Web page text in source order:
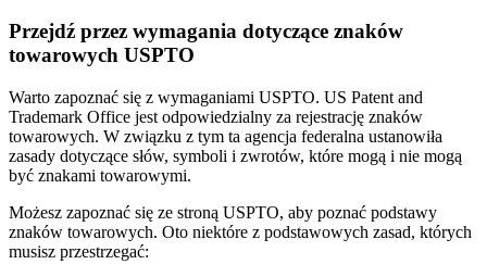
Przejdź przez wymagania dotyczące znaków
towarowych USPTO
Warto zapoznać się z wymaganiami USPTO. US Patent and
Trademark Office jest odpowiedzialny za rejestrację znaków
towarowych. W związku z tym ta agencja federalna ustanowiła
zasady dotyczące słów, symboli i zwrotów, które mogą i nie mogą
być znakami towarowymi.
Możesz zapoznać się ze stroną USPTO, aby poznać podstawy
znaków towarowych. Oto niektóre z podstawowych zasad, których
musisz przestrzegać: